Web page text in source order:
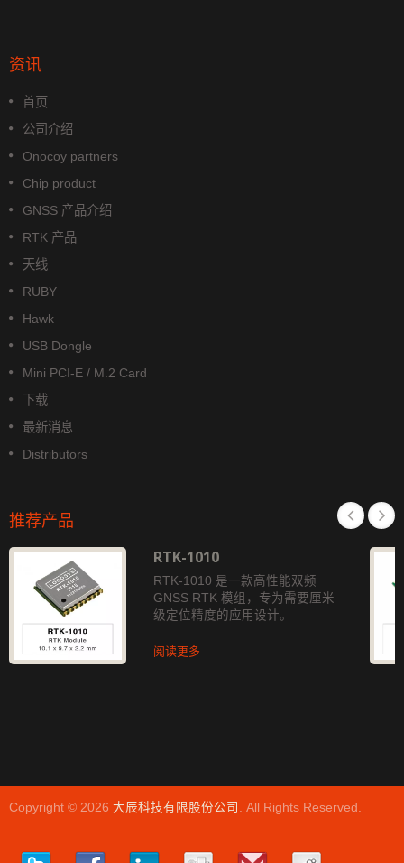
资讯
首页
公司介绍
Onocoy partners
Chip product
GNSS 产品介绍
RTK 产品
天线
RUBY
Hawk
USB Dongle
Mini PCI-E / M.2 Card
下载
最新消息
Distributors
推荐产品
RTK-1010
RTK-1010 是一款高性能双频
GNSS RTK 模组，专为需要厘米
级定位精度的应用设计。
阅读更多
Copyright © 2026 大辰科技有限股份公司 . All Rights Reserved.